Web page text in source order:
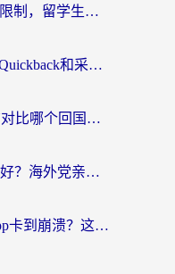
海外VPN中国：告别地域限制，留学生与华人如何轻松刷国内剧、玩国服？
海外党刷国内资源总卡？Quickback和采集蜂好用吗？这篇指南帮你避坑
ChickCN VPN和旋风VPN对比哪个回国效果更好？海外党亲测实用指南
ChickCN和Quickback哪个好？海外党亲测回国加速器，轻松解锁国内资源（附避坑指南）
华为手机在国外用国内App卡到崩溃？这篇加速器指南帮你无缝刷剧打游戏